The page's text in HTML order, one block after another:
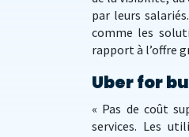
par leurs
comme les
rapport à l’offre
Uber for
« Pas de coût
services. Les